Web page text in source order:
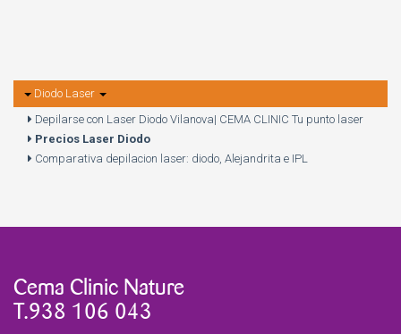
Diodo Laser
Depilarse con Laser Diodo Vilanova| CEMA CLINIC Tu punto laser
Precios Laser Diodo
Comparativa depilacion laser: diodo, Alejandrita e IPL
Cema Clinic Nature
T.938 106 043